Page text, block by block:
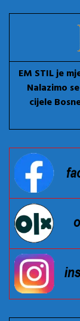
EM STIL je
Nalazimo
cijele